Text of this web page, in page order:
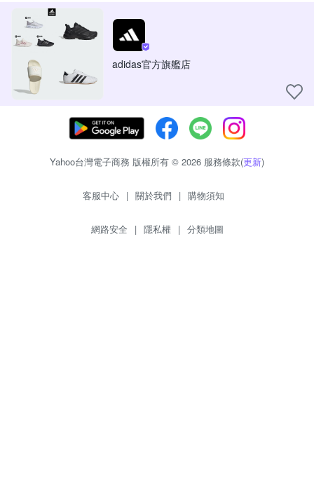
adidas官方旗艦店
Yahoo台灣電子商務 版權所有 © 2026 服務條款(更新)
客服中心 | 關於我們 | 購物須知
網路安全 | 隱私權 | 分類地圖